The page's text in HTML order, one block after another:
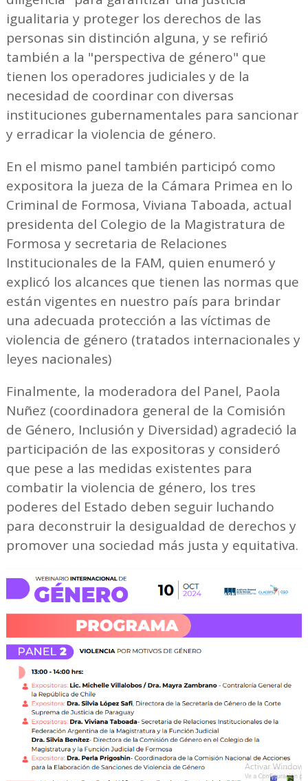
igualitaria y proteger los derechos de las
personas sin distinción alguna, y se refirió
también a la "perspectiva de género" que
tienen los operadores judiciales y de la
necesidad de coordinar con diversas
instituciones gubernamentales para sancionar
y erradicar la violencia de género.
En el mismo panel también participó como
expositora la jueza de la Cámara Primea en lo
Criminal de Formosa, Viviana Taboada, actual
presidenta del Colegio de la Magistratura de
Formosa y secretaria de Relaciones
Institucionales de la FAM, quien enumeró y
explicó los alcances que tienen las normas que
están vigentes en nuestro país para brindar
una adecuada protección a las víctimas de
violencia de género (tratados internacionales y
leyes nacionales)
Finalmente, la moderadora del Panel, Paola
Nuñez (coordinadora general de la Comisión
de Género, Inclusión y Diversidad) agradeció la
participación de las expositoras y consideró
que pese a las medidas existentes para
combatir la violencia de género, los tres
poderes del Estado deben seguir luchando
para deconstruir la desigualdad de derechos y
promover una sociedad más justa y equitativa.